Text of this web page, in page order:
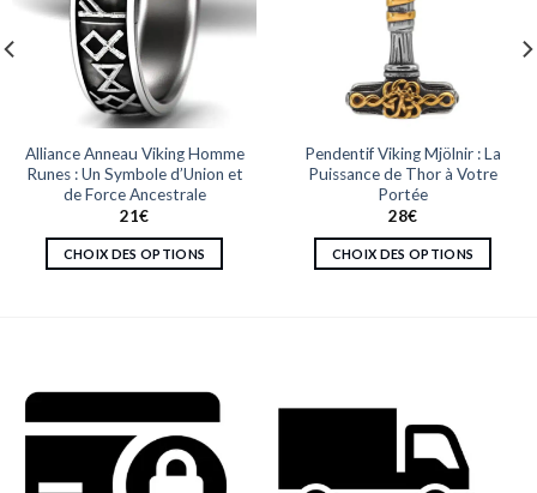
Alliance Anneau Viking Homme
Runes : Un Symbole d’Union et
de Force Ancestrale
21€
CHOIX DES OPTIONS
options
peuvent
être
Pendentif Viking Mjölnir : La
Puissance de Thor à Votre
Portée
28€
CHOIX DES OPTIONS
options
peuvent
être